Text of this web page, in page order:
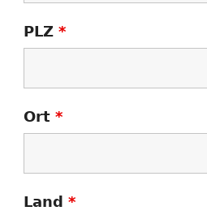
PLZ *
Ort *
Land *